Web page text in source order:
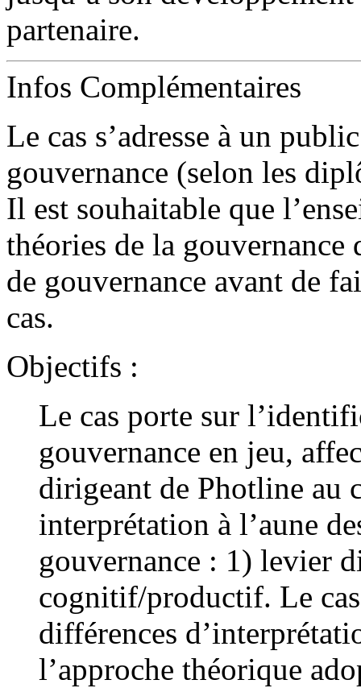
partenaire.
Infos Complémentaires
Le cas s’adresse à un
gouvernance (selon les
Il est souhaitable que
théories de la gouvernance
de gouvernance avant de
cas.
Objectifs :
Le cas porte sur
gouvernance en jeu,
dirigeant de Photline au
interprétation à l’aune
gouvernance : 1) levier
cognitif/productif. Le
différences
l’approche théorique